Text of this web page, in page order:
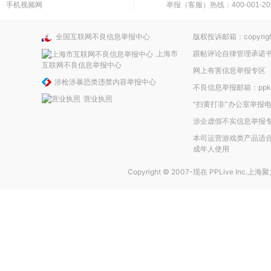
手机视频网
举报（客服）热线：400-001-
全国互联网不良信息举报中心
上海市
互联网不良信息举报中心
涉枪涉暴恐类违禁内容举报中心
营业执照
版权投诉邮箱：
跟帖评论自律管理承诺
网上有害信息举报专区
不良信息举报邮箱：
“扫黄打非”办公室举报
涉企虚假不实信息举报
本司运营游戏类产品适
成年人使用
Copyright © 2007-现在 PPLive Inc.上海